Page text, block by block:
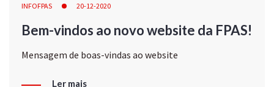
INFOFPAS 20-12-2020
Bem-vindos ao novo website da FPAS!
Mensagem de boas-vindas ao website
Ler mais